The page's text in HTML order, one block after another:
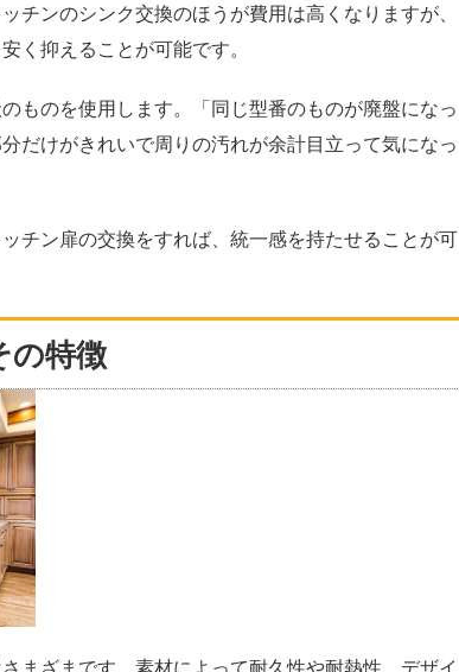
チンのシンク交換のほうが費用は高くなりますが、
く抑えることが可能です。
ものを使用します。「同じ型番のものが廃盤になっ
だけがきれいで周りの汚れが余計目立って気になっ
チン扉の交換をすれば、統一感を持たせることが可
の特徴
まざまです。素材によって耐久性や耐熱性、デザイ